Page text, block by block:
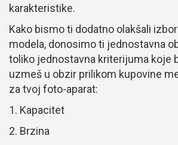
karakteristike.
Kako bismo ti dodatno olakšali
modela, donosimo ti jednostavna
toliko jednostavna kriterijuma koje
uzmeš u obzir prilikom kupovine
za tvoj foto-aparat:
Kapacitet
Brzina